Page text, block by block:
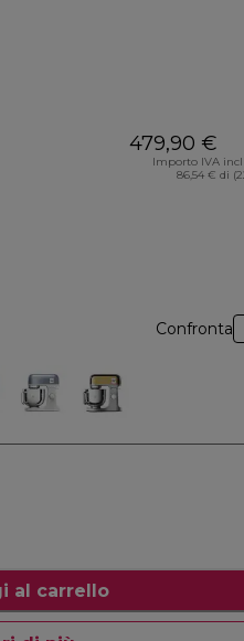
479,90 €
Importo IVA
86,54 € di
Confronta
al carrello